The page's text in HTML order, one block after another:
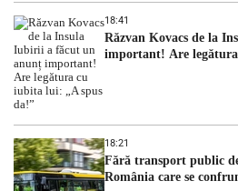
18:41
Răzvan Kovacs de la
important! Are
18:21
Fără transport public
România care se